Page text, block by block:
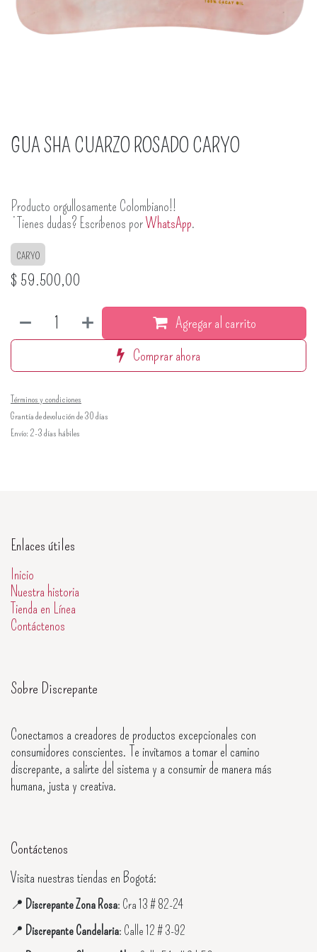
GUA SHA CUARZO ROSADO CARYO
Producto orgullosamente Colombiano!!
¿Tienes dudas? Escríbenos porWhatsApp.
CARYO
$ 59.500,00
Agregar al carrito
Comprar ahora
Términos y condiciones
Grantía de devolución de 30 días
Envío: 2-3 días hábiles
Enlaces útiles
Inicio
Nuestra historia
Tienda en Línea
Contáctenos
Sobre Discrepante
Conectamos a creadores de productos excepcionales con
consumidores conscientes. Te invitamos a tomar el camino
discrepante, a salirte del sistema y a consumir de manera más
humana, justa y creativa.
Contáctenos
Visita nuestras tiendas en Bogotá:
📍 Discrepante Zona Rosa: Cra 13 # 82-24
📍 Discrepante Candelaria: Calle 12 # 3-92